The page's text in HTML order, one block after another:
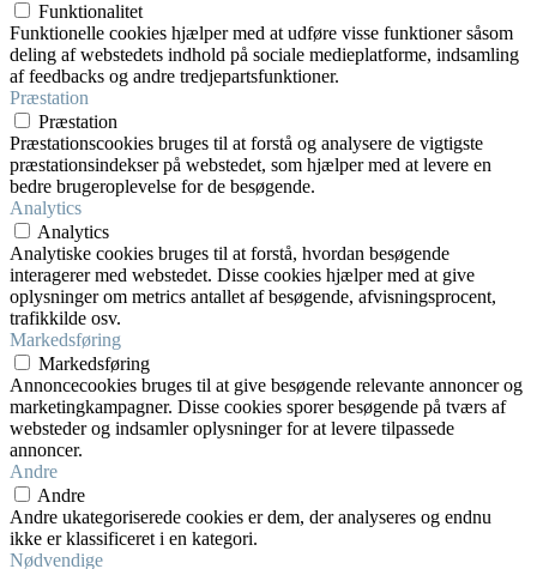
Funktionalitet
Funktionelle cookies hjælper med at udføre visse funktioner såsom
deling af webstedets indhold på sociale medieplatforme, indsamling
af feedbacks og andre tredjepartsfunktioner.
Præstation
Præstation
Præstationscookies bruges til at forstå og analysere de vigtigste
præstationsindekser på webstedet, som hjælper med at levere en
bedre brugeroplevelse for de besøgende.
Analytics
Analytics
Analytiske cookies bruges til at forstå, hvordan besøgende
interagerer med webstedet. Disse cookies hjælper med at give
oplysninger om metrics antallet af besøgende, afvisningsprocent,
trafikkilde osv.
Markedsføring
Markedsføring
Annoncecookies bruges til at give besøgende relevante annoncer og
marketingkampagner. Disse cookies sporer besøgende på tværs af
websteder og indsamler oplysninger for at levere tilpassede
annoncer.
Andre
Andre
Andre ukategoriserede cookies er dem, der analyseres og endnu
ikke er klassificeret i en kategori.
Nødvendige